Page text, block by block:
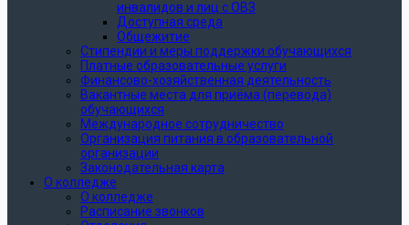
инвалидов и лиц с ОВЗ
Доступная среда
Общежитие
Стипендии и меры поддержки обучающихся
Платные образовательные услуги
Финансово-хозяйственная деятельность
Вакантные места для приёма (перевода)
обучающихся
Международное сотрудничество
Организация питания в образовательной
организации
Законодательная карта
О колледже
О колледже
Расписание звонков